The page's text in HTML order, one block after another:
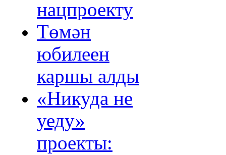
нацпроекту
Төмән
юбилеен
каршы алды
«Никуда не
уеду»
проекты: